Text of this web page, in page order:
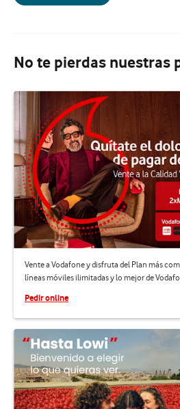
No te pierdas nuestras
Vente a Vodafone y disfruta del Plan más
líneas móviles ilimitadas y lo mejor de
Pedir online